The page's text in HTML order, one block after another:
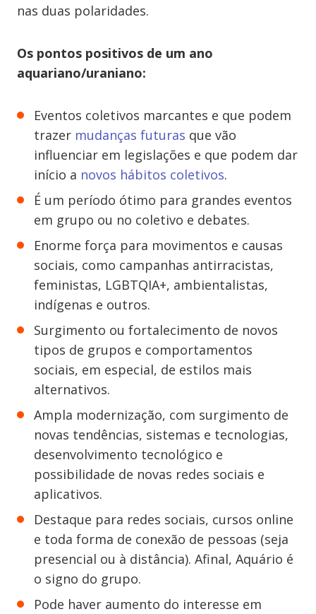
nas duas polaridades.
Os pontos positivos de um ano
aquariano/uraniano:
Eventos coletivos marcantes e que podem
trazer mudanças futuras que vão
influenciar em legislações e que podem dar
início a novos hábitos coletivos.
É um período ótimo para grandes eventos
em grupo ou no coletivo e debates.
Enorme força para movimentos e causas
sociais, como campanhas antirracistas,
feministas, LGBTQIA+, ambientalistas,
indígenas e outros.
Surgimento ou fortalecimento de novos
tipos de grupos e comportamentos
sociais, em especial, de estilos mais
alternativos.
Ampla modernização, com surgimento de
novas tendências, sistemas e tecnologias,
desenvolvimento tecnológico e
possibilidade de novas redes sociais e
aplicativos.
Destaque para redes sociais, cursos online
e toda forma de conexão de pessoas (seja
presencial ou à distância). Afinal, Aquário é
o signo do grupo.
Pode haver aumento do interesse em